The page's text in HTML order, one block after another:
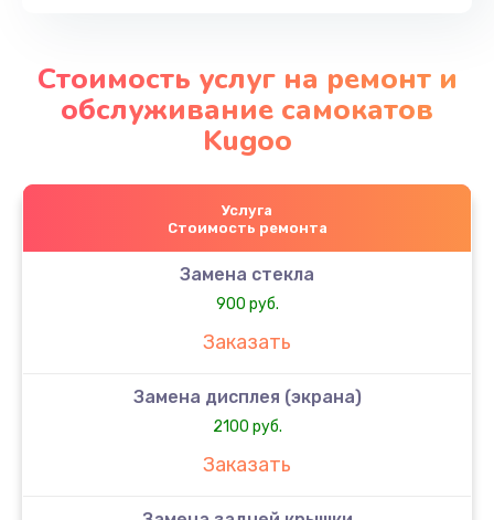
Стоимость услуг на ремонт и
обслуживание самокатов
Kugoo
Услуга
Стоимость ремонта
Замена стекла
900 руб.
Заказать
Замена дисплея (экрана)
2100 руб.
Заказать